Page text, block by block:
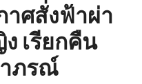
าศสั่งฟ้าผ่า
เรียกคืน
าภรณ์